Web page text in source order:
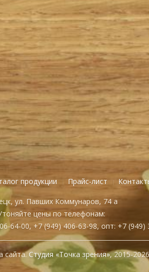
продукции Прайс-лист
ул. Павших Коммунаров, 74 а
цены по телефонам:
64-00, +7 (949) 406-63-98, опт: +7 (949)
сайта.Студия «Точка зрения», 2015-2026